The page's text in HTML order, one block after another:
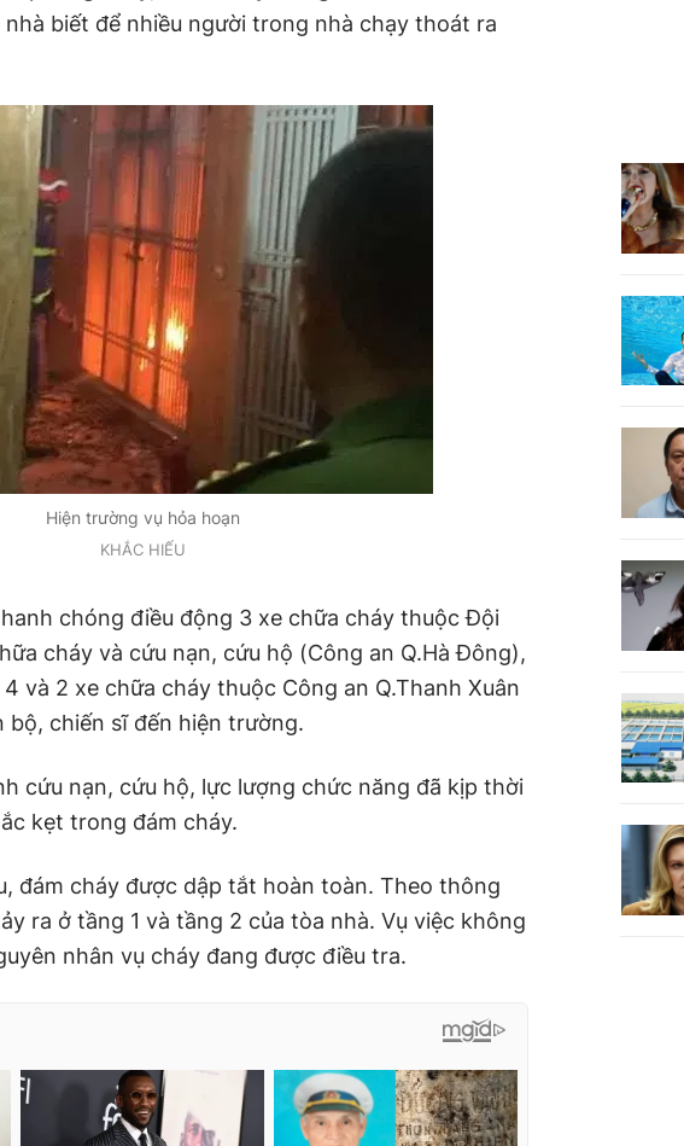
biết để nhiều người trong nhà chạy thoát ra
Hiện trường vụ hỏa hoạn
KHẮC HIẾU
chóng điều động 3 xe chữa cháy thuộc Đội
cháy và cứu nạn, cứu hộ (Công an Q.Hà Đông),
và 2 xe chữa cháy thuộc Công an Q.Thanh Xuân
bộ, chiến sĩ đến hiện trường.
cứu nạn, cứu hộ, lực lượng chức năng đã kịp thời
kẹt trong đám cháy.
đám cháy được dập tắt hoàn toàn. Theo thông
ra ở tầng 1 và tầng 2 của tòa nhà. Vụ việc không
nhân vụ cháy đang được điều tra.